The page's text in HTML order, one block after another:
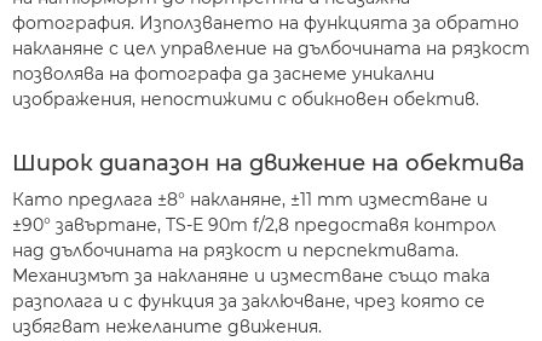
фотография. Използването на функцията за обратно
накланяне с цел управление на дълбочината на рязкост
позволява на фотографа да заснеме уникални
изображения, непостижими с обикновен обектив.
Широк диапазон на движение на обектива
Като предлага ±8° накланяне, ±11 mm изместване и
±90° завъртане, TS-E 90m f/2,8 предоставя контрол
над дълбочината на рязкост и перспективата.
Механизмът за накланяне и изместване също така
разполага и с функция за заключване, чрез която се
избягват нежеланите движения.